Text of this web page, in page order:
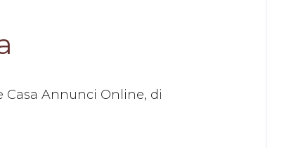
Casa Annunci Online, di